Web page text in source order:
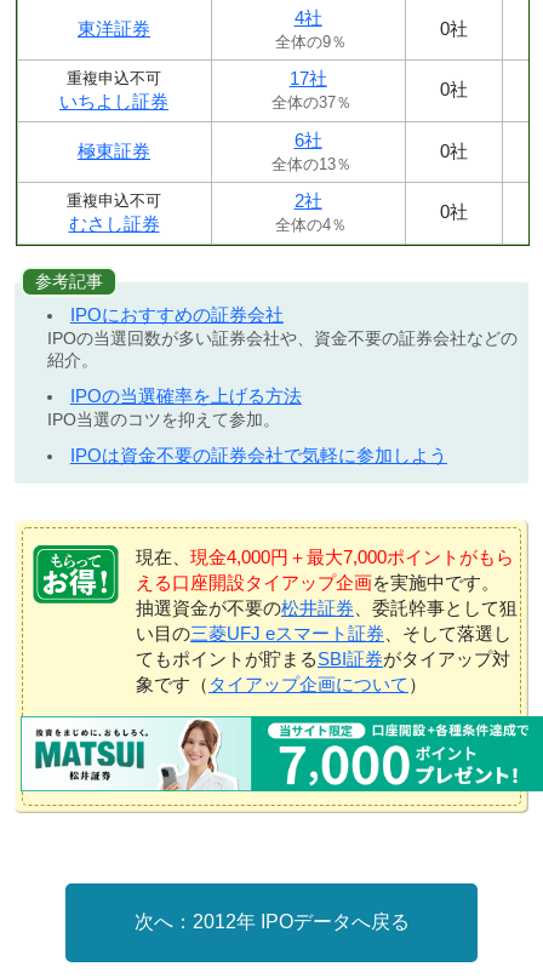
東洋証券
4社
全体の9％
0社
重複申込不可
いちよし証券
17社
全体の37％
0社
極東証券
6社
全体の13％
0社
重複申込不可
むさし証券
2社
全体の4％
0社
参考記事
IPOにおすすめの証券会社
IPOの当選回数が多い証券会社や、資金不要の証券会社などの
紹介。
IPOの当選確率を上げる方法
IPO当選のコツを抑えて参加。
IPOは資金不要の証券会社で気軽に参加しよう
現在、 現金4,000円＋最大7,000ポイントがもら
える口座開設タイアップ企画を実施中です。
抽選資金が不要の松井証券 、委託幹事として狙
い目の三菱UFJ eスマート証券 、そして落選し
てもポイントが貯まるSBI証券がタイアップ対
象です（ タイアップ企画について ）
2012年 IPOデータへ戻る